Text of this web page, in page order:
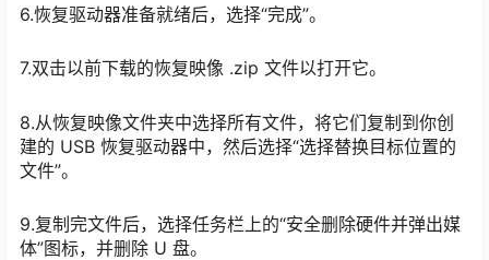
6.恢复驱动器准备就绪后，选择“完成”。
7.双击以前下载的恢复映像 .zip 文件以打开它。
8.从恢复映像文件夹中选择所有文件，将它们复制到你创
建的 USB 恢复驱动器中，然后选择“选择替换目标位置的
文件”。
9.复制完文件后，选择任务栏上的“安全删除硬件并弹出媒
体”图标，并删除 U 盘。